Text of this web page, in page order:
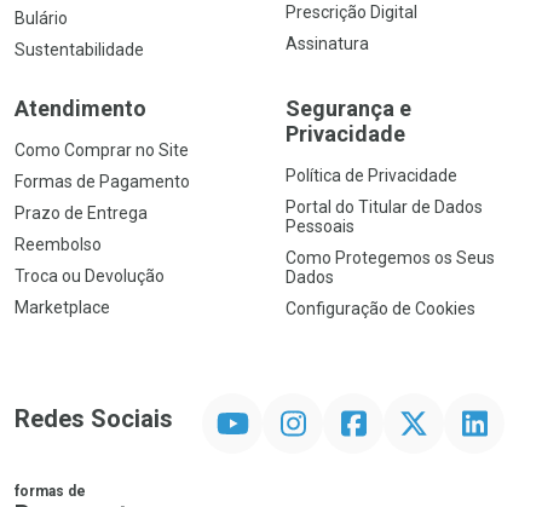
Bulário
Sustentabilidade
Prescrição Digital
Assinatura
Atendimento
Como Comprar no Site
Formas de Pagamento
Prazo de Entrega
Reembolso
Troca ou Devolução
Marketplace
Segurança e
Privacidade
Política de Privacidade
Portal do Titular de Dados
Pessoais
Como Protegemos os Seus
Dados
Configuração de Cookies
Redes Sociais InstagramFacebookTwitter Linkedin
formas de